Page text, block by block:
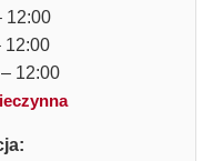
12:00
12:00
12:00